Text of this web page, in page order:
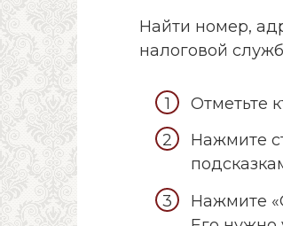
Найти номер,
налоговой
Отметьте
Нажмите
Нажмите